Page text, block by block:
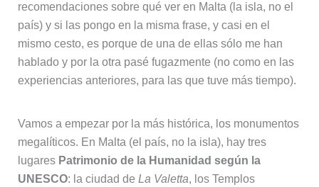
recomendaciones sobre qué ver en Malta (la isla, no el
país) y si las pongo en la misma frase, y casi en el
mismo cesto, es porque de una de ellas sólo me han
hablado y por la otra pasé fugazmente (no como en las
experiencias anteriores, para las que tuve más tiempo).
Vamos a empezar por la más histórica, los monumentos
megalíticos. En Malta (el país, no la isla), hay tres
lugares Patrimonio de la Humanidad según la
UNESCO: la ciudad de La Valetta, los Templos